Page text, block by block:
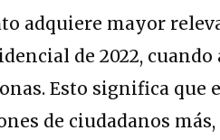
adquiere mayor
de 2022,
Esto significa que
de ciudadanos